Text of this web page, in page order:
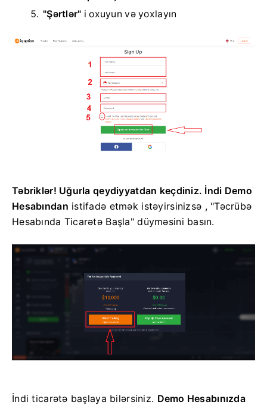
"Şərtlər" i oxuyunvə yoxlayın
Təbriklər! Uğurla qeydiyyatdan keçdiniz. İndi Demo
Hesabından istifadə etmək istəyirsinizsə , "Təcrübə
Hesabında Ticarətə Başla" düyməsini basın.
İndi ticarətə başlaya bilərsiniz. Demo Hesabınızda